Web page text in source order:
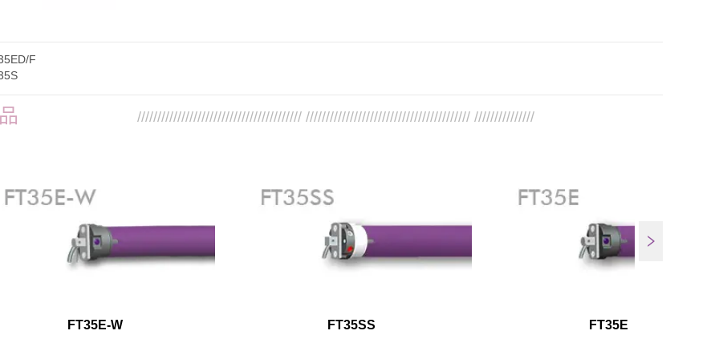
F
///////////////////////////////////////// ///////////////////////////////////////// ///////////////
FT35E-W FT35SS FT35E